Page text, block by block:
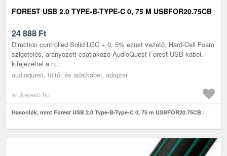
FOREST USB 2.0 TYPE-B-TYPE-C 0, 75 M USBFOR20.75CB
24 888 Ft
Direction controlled Solid LGC + 0, 5% ezüst vezető, Hard-Cell Foam
szigetelés, aranyozott csatlakozó AudioQuest Forest USB kábel,
kifejezettel a n...
audioquest, töltő- és adatkábel, adapter
arukereso.hu
Hasonlók, mint Forest USB 2.0 Type-B-Type-C 0, 75 m USBFOR20.75CB